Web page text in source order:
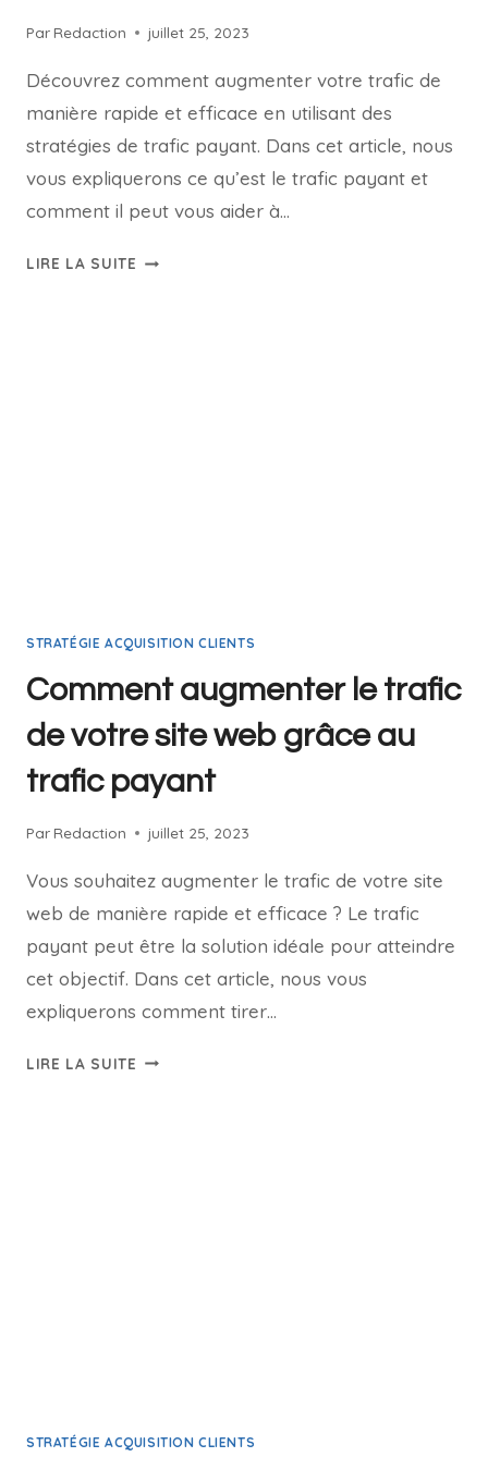
Par Redaction juillet 25, 2023
Découvrez comment augmenter votre trafic de
manière rapide et efficace en utilisant des
stratégies de trafic payant. Dans cet article, nous
vous expliquerons ce qu’est le trafic payant et
comment il peut vous aider à…
LIRE LA SUITE
STRATÉGIE ACQUISITION CLIENTS
Comment augmenter le trafic
de votre site web grâce au
trafic payant
Par Redaction juillet 25, 2023
Vous souhaitez augmenter le trafic de votre site
web de manière rapide et efficace ? Le trafic
payant peut être la solution idéale pour atteindre
cet objectif. Dans cet article, nous vous
expliquerons comment tirer…
LIRE LA SUITE
STRATÉGIE ACQUISITION CLIENTS